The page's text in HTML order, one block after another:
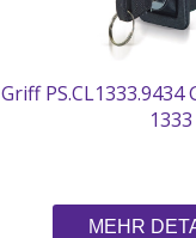
Griff PS.CL1333.9434
1333
MEHR